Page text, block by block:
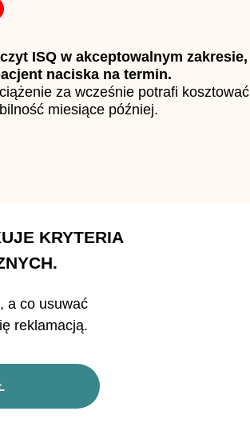
ISQ w akceptowalnym zakresie,
naciska na termin.
za wcześnie potrafi kosztować
miesiące później.
KRYTERIA
a co usuwać
reklamacją.